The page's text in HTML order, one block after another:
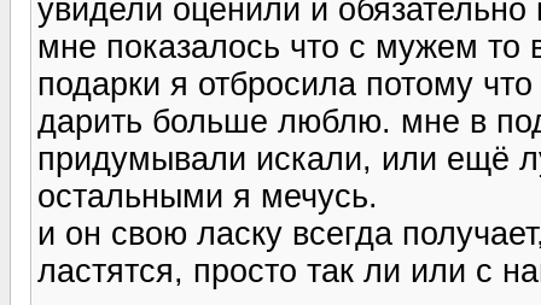
увидели оценили и
мне показалось что с мужем то
подарки я отбросила потому
дарить больше люблю. мне в
придумывали искали, или ещё
остальными я мечусь.
и он свою ласку всегда
ластятся, просто так ли или с